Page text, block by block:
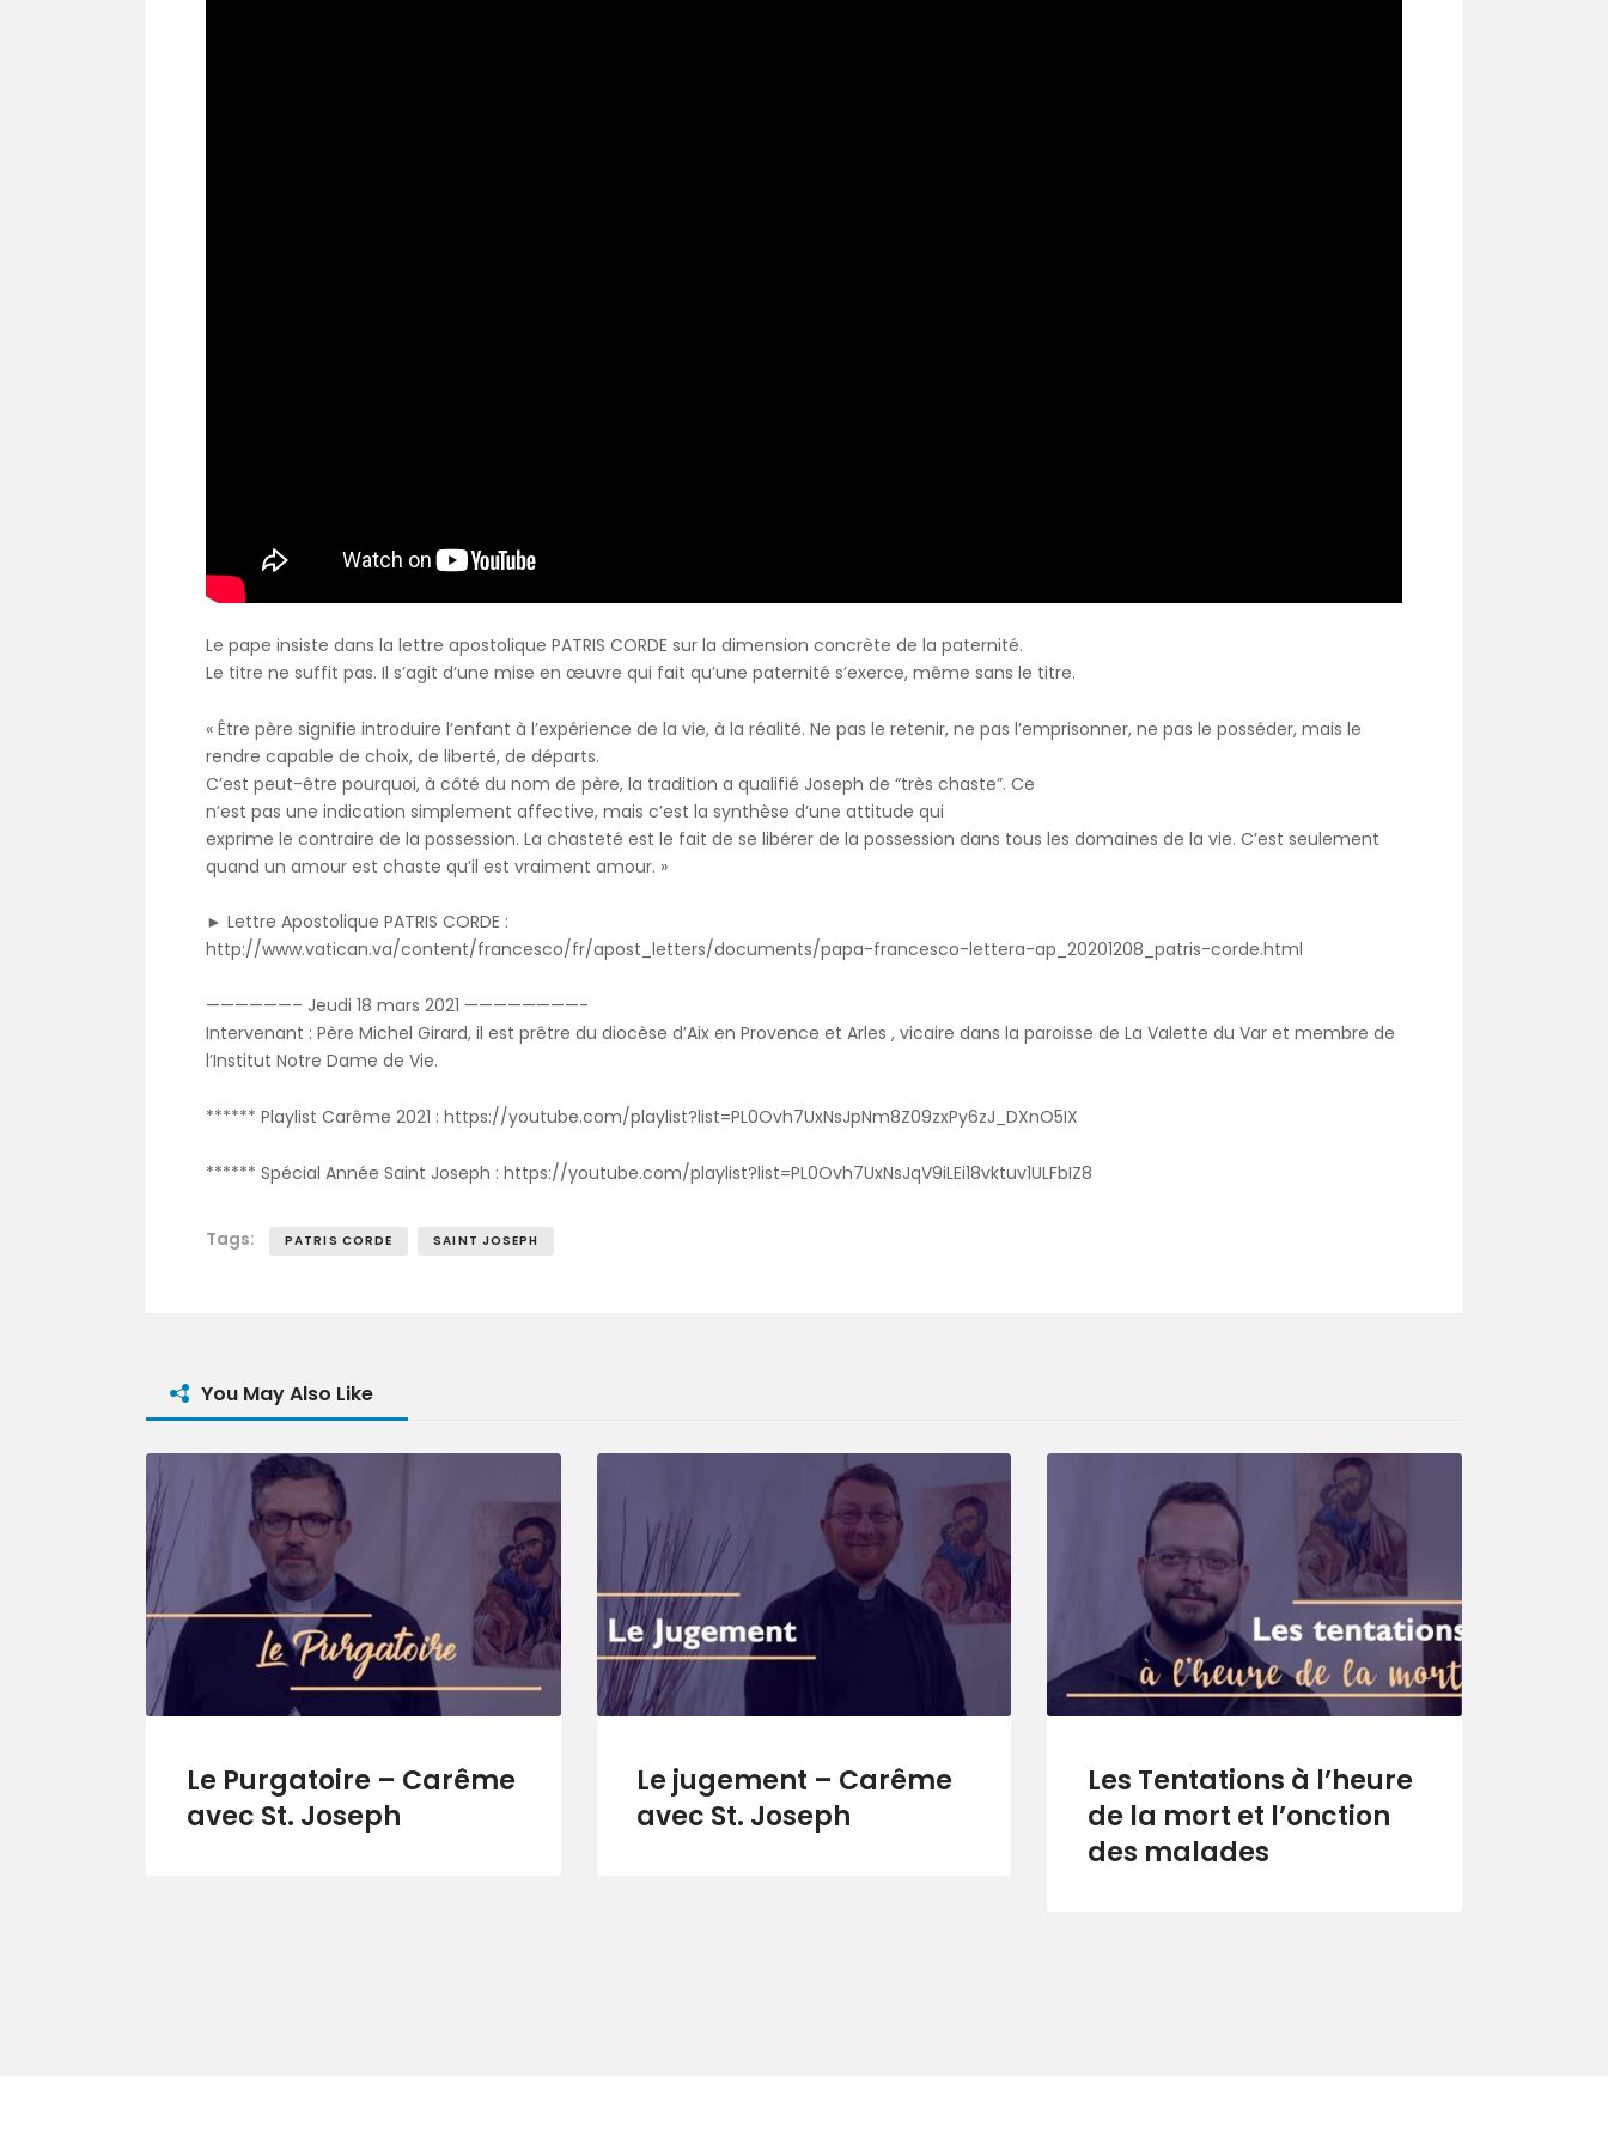
Le pape insiste dans la lettre apostolique PATRIS CORDE sur la dimension concrète de la paternité.
Le titre ne suffit pas. Il s’agit d’une mise en œuvre qui fait qu’une paternité s’exerce, même sans le titre.
« Être père signifie introduire l’enfant à l’expérience de la vie, à la réalité. Ne pas le retenir, ne pas l’emprisonner, ne pas le posséder, mais le
rendre capable de choix, de liberté, de départs.
C’est peut-être pourquoi, à côté du nom de père, la tradition a qualifié Joseph de “très chaste”. Ce
n’est pas une indication simplement affective, mais c’est la synthèse d’une attitude qui
exprime le contraire de la possession. La chasteté est le fait de se libérer de la possession dans tous les domaines de la vie. C’est seulement
quand un amour est chaste qu’il est vraiment amour. »
► Lettre Apostolique PATRIS CORDE :
http://www.vatican.va/content/francesco/fr/apost_letters/documents/papa-francesco-lettera-ap_20201208_patris-corde.html
——————– Jeudi 18 mars 2021 ————————-
Intervenant : Père Michel Girard, il est prêtre du diocèse d’Aix en Provence et Arles , vicaire dans la paroisse de La Valette du Var et membre de
l’Institut Notre Dame de Vie.
****** Playlist Carême 2021 : https://youtube.com/playlist?list=PL0Ovh7UxNsJpNm8Z09zxPy6zJ_DXnO5IX
****** Spécial Année Saint Joseph : https://youtube.com/playlist?list=PL0Ovh7UxNsJqV9iLEi18vktuv1ULFbIZ8
Tags: PATRIS CORDE SAINT JOSEPH
You May Also Like
Le Purgatoire – Carême
avec St. Joseph
Le jugement – Carême
avec St. Joseph
Les Tentations à l’heure
de la mort et l’onction
des malades